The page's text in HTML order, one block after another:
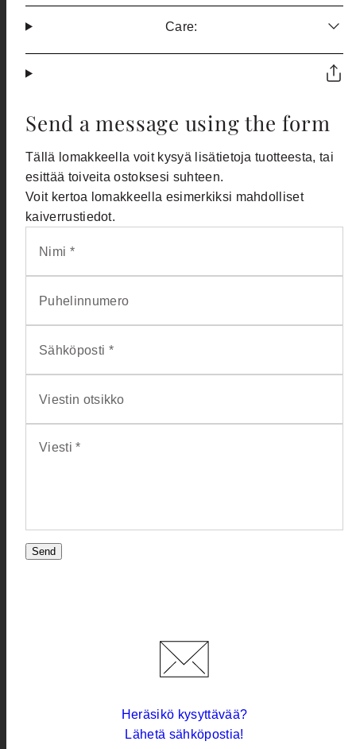
Care:
Send a message using the form
Tällä lomakkeella voit kysyä lisätietoja tuotteesta, tai
esittää toiveita ostoksesi suhteen.
Voit kertoa lomakkeella esimerkiksi mahdolliset
kaiverrustiedot.
Nimi *
Puhelinnumero
Sähköposti *
Viestin otsikko
Viesti *
Send
Heräsikö kysyttävää?
Lähetä sähköpostia!